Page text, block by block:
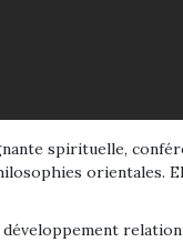
spirituelle,
orientales.